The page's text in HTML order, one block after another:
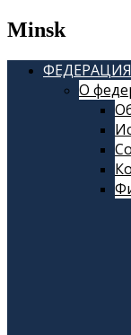
Minsk
ФЕДЕРАЦИЯ
О